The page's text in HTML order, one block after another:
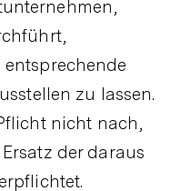
zu lassen.
nicht nach,
der daraus